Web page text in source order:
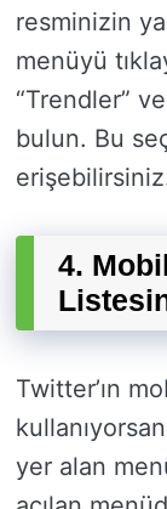
resminizin
menüyü
“Trendler”
bulun. Bu
4.
Twitter’ın
yer alan